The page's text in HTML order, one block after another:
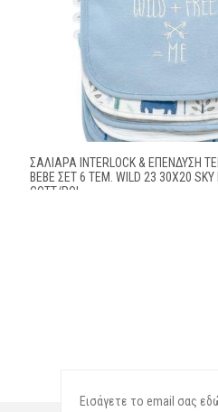
ΣΑΛΙΆΡΑ INTERLOCK & ΕΠΈΝΔΥΣΗ
BEBE ΣΕΤ 6 ΤΕΜ. WILD 23 30X20 SKY
COTT/POL